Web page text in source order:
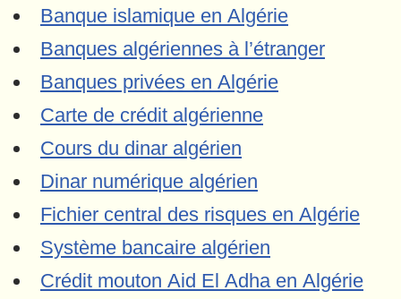
Banque islamique en Algérie
Banques algériennes à l’étranger
Banques privées en Algérie
Carte de crédit algérienne
Cours du dinar algérien
Dinar numérique algérien
Fichier central des risques en Algérie
Système bancaire algérien
Crédit mouton Aid El Adha en Algérie